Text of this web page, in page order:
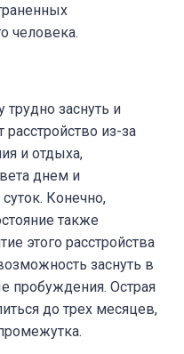
человека.
заснуть и
из-за
и отдыха,
днем и
Конечно,
также
этого расстройства
заснуть в
пробуждения. Острая
до трех месяцев,